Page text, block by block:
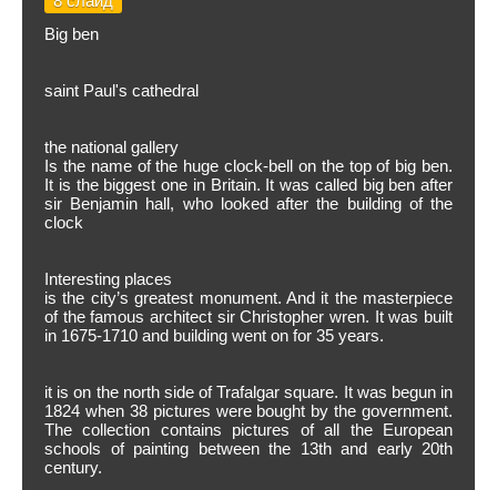
Big ben
saint Paul's cathedral
the national gallery
Is the name of the huge clock-bell on the top of big ben.
It is the biggest one in Britain. It was called big ben after
sir Benjamin hall, who looked after the building of the
clock
Interesting places
is the city’s greatest monument. And it the masterpiece
of the famous architect sir Christopher wren. It was built
in 1675-1710 and building went on for 35 years.
it is on the north side of Trafalgar square. It was begun in
1824 when 38 pictures were bought by the government.
The collection contains pictures of all the European
schools of painting between the 13th and early 20th
century.